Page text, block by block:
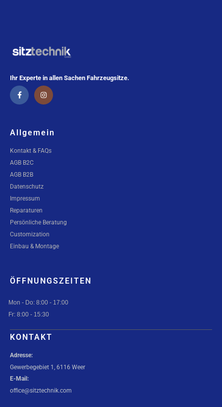
Ihr Experte in allen Sachen Fahrzeugsitze.
Allgemein
Kontakt & FAQs
AGB B2C
AGB B2B
Datenschutz
Impressum
Reparaturen
Persönliche Beratung
Customization
Einbau & Montage
ÖFFNUNGSZEITEN
Mon - Do: 8:00 - 17:00
Fr: 8:00 - 15:30
KONTAKT
Adresse:
Gewerbegebiet 1, 6116 Weer
E-Mail:
office@sitztechnik.com